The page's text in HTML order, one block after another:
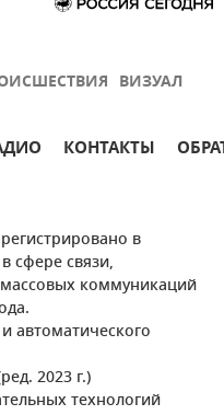
ВИЗУАЛ
КОНТАКТЫ
в
сфере связи,
коммуникаций
автоматического
2023 г.)
технологий